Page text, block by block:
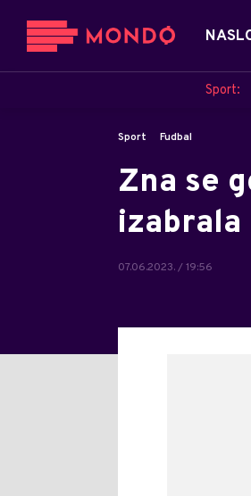
Sport:
Sport Fudbal
Zna se
07.06.2023. / 19:56